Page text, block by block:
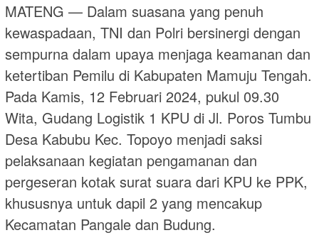
MATENG — Dalam suasana yang penuh
kewaspadaan, TNI dan Polri bersinergi dengan
sempurna dalam upaya menjaga keamanan dan
ketertiban Pemilu di Kabupaten Mamuju Tengah.
Pada Kamis, 12 Februari 2024, pukul 09.30
Wita, Gudang Logistik 1 KPU di Jl. Poros Tumbu
Desa Kabubu Kec. Topoyo menjadi saksi
pelaksanaan kegiatan pengamanan dan
pergeseran kotak surat suara dari KPU ke PPK,
khususnya untuk dapil 2 yang mencakup
Kecamatan Pangale dan Budung.